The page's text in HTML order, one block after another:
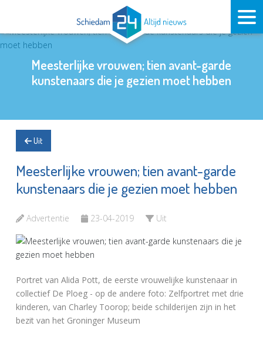
Meesterlijke vrouwen; tien avant-garde
kunstenaars die je gezien moet hebben
Uit
Meesterlijke vrouwen; tien avant-garde
kunstenaars die je gezien moet hebben
Advertentie 23-04-2019 Uit
Portret van Alida Pott, de eerste vrouwelijke kunstenaar in
collectief De Ploeg - op de andere foto: Zelfportret met drie
kinderen, van Charley Toorop; beide schilderijen zijn in het
bezit van het Groninger Museum